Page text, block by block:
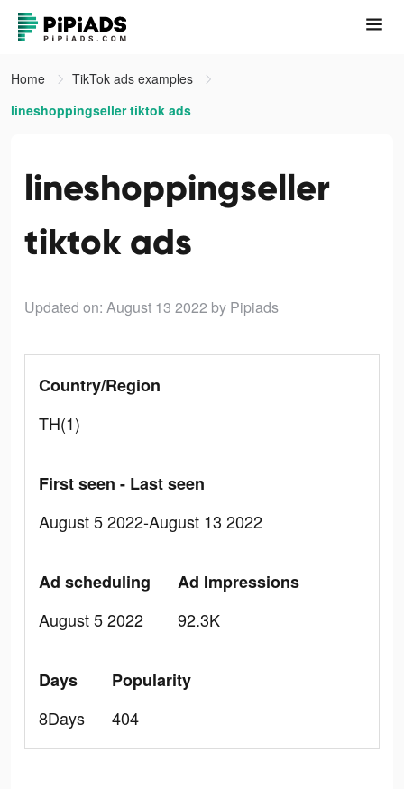
Home
TikTok ads examples
lineshoppingseller tiktok ads
lineshoppingseller
tiktok ads
Updated on: August 13 2022 by Pipiads
Country/Region
TH(1)
First seen - Last seen
August 5 2022-August 13 2022
Ad scheduling
August 5 2022
Ad Impressions
92.3K
Days
8Days
Popularity
404